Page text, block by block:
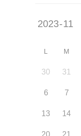
L M
30 31
6 7
13 14
20 21